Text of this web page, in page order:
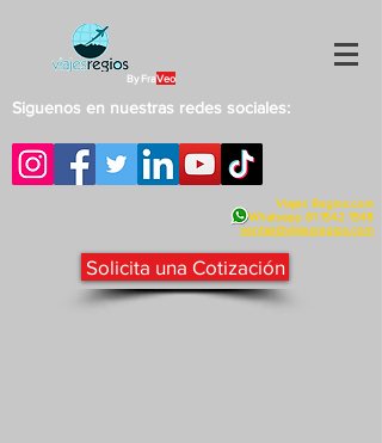
By FraVeo
Siguenos en nuestras redes sociales:
Viajes Regios.com
Whatsapp 81 1542 1548
ventas@viajesregios.com
Solicita una Cotización